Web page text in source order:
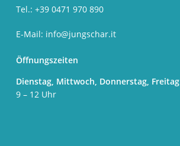
Tel.: +39 0471 970 890
E-Mail: info@jungschar.it
Öffnungszeiten
Dienstag, Mittwoch, Donnerstag, Freitag
9 – 12 Uhr